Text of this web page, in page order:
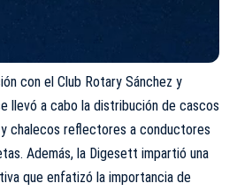
con el Club Rotary Sánchez y
llevó a cabo la distribución de cascos
chalecos reflectores a conductores
Además, la Digesett impartió una
que enfatizó la importancia de